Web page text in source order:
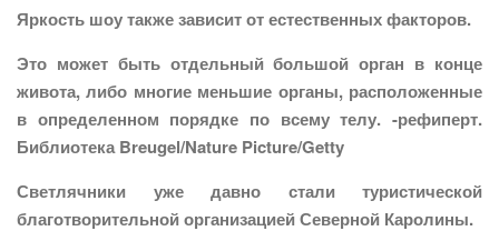
Яркость шоу также зависит от естественных факторов.
Это может быть отдельный большой орган в конце
живота, либо многие меньшие органы, расположенные
в определенном порядке по всему телу. -рефиперт.
Библиотека Breugel/Nature Picture/Getty
Светлячники уже давно стали туристической
благотворительной организацией Северной Каролины.